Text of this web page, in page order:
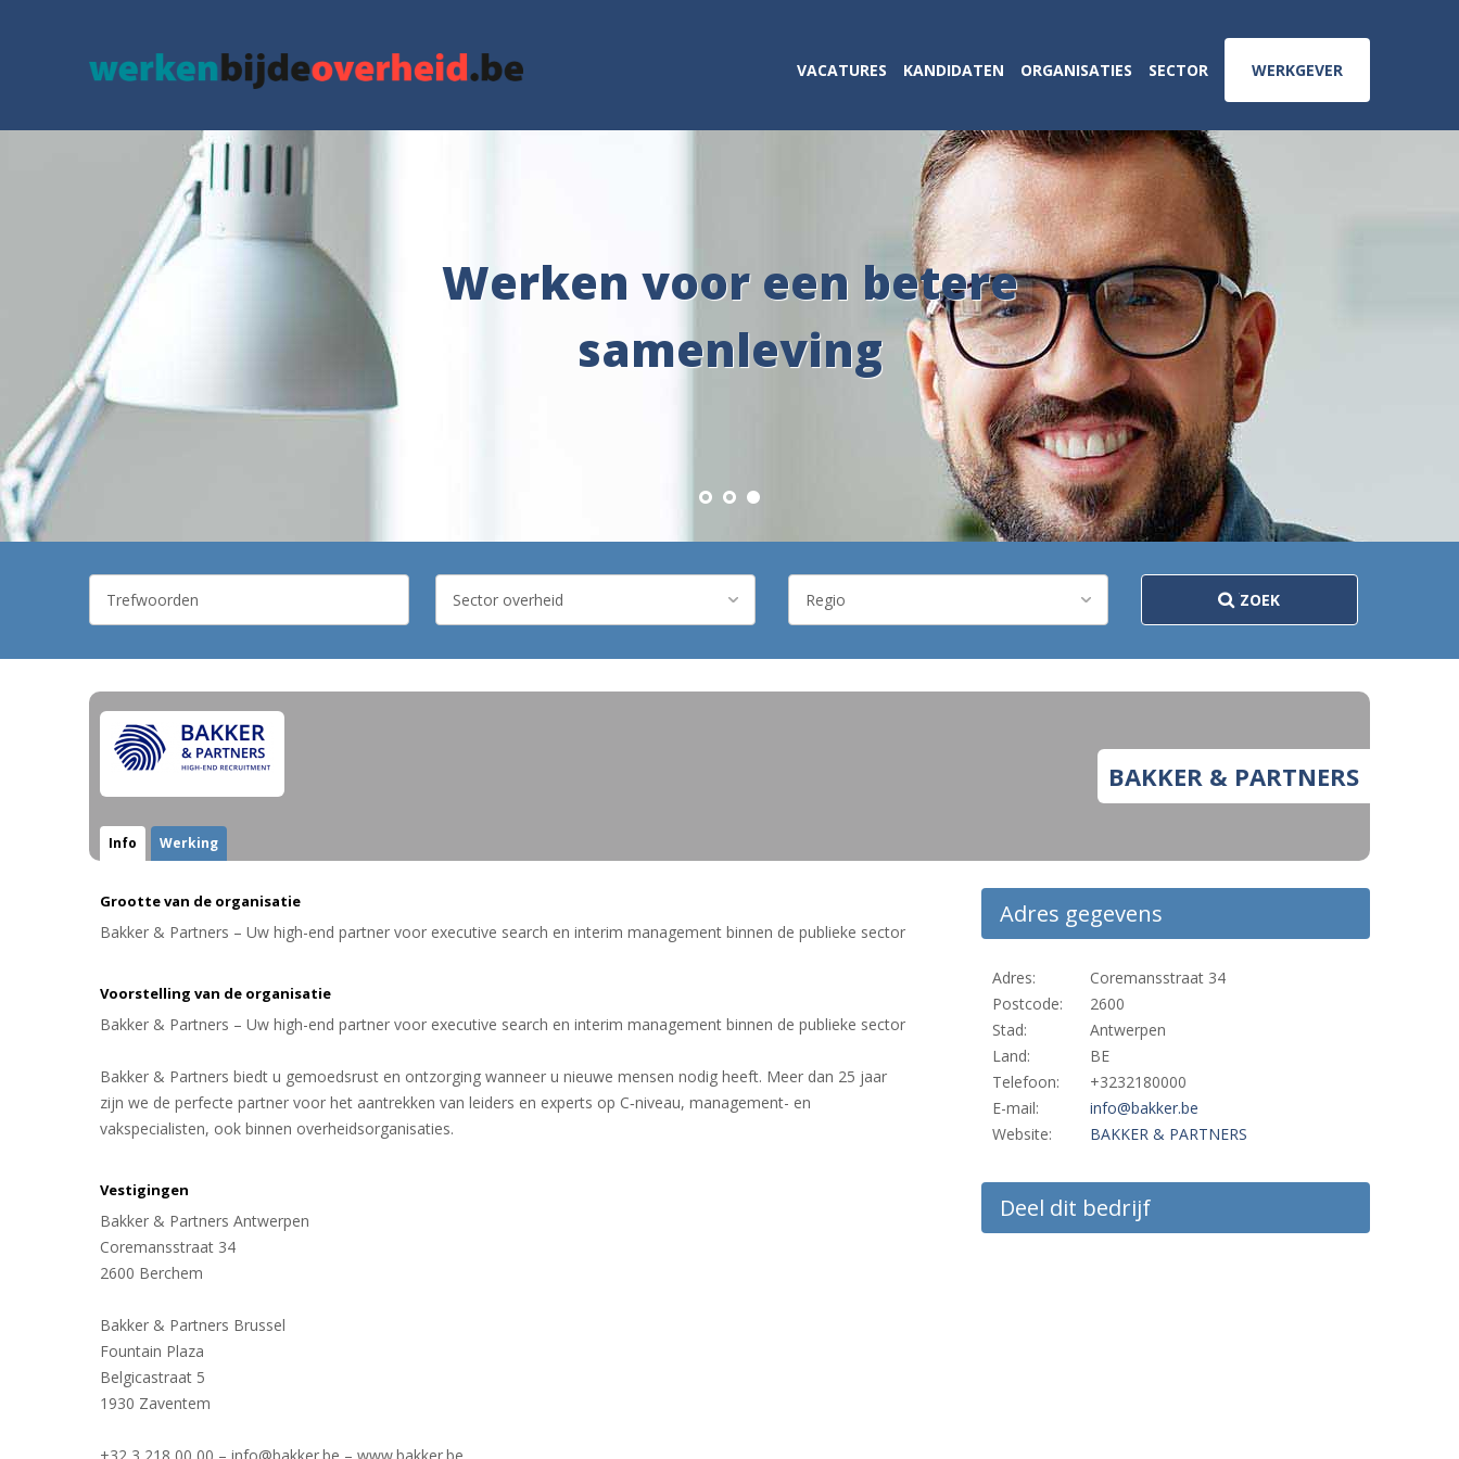
VACATURES KANDIDATEN ORGANISATIES SECTOR WERKGEVER
Werken voor een betere
samenleving
ZOEK
BAKKER & PARTNERS
Info Werking
Grootte van de organisatie
Bakker & Partners – Uw high-end partner voor executive search en interim management binnen de publieke sector
Voorstelling van de organisatie
Bakker & Partners – Uw high-end partner voor executive search en interim management binnen de publieke sector
Bakker & Partners biedt u gemoedsrust en ontzorging wanneer u nieuwe mensen nodig heeft. Meer dan 25 jaar
zijn we de perfecte partner voor het aantrekken van leiders en experts op C‑niveau, management- en
vakspecialisten, ook binnen overheidsorganisaties.
Vestigingen
Bakker & Partners Antwerpen
Coremansstraat 34
2600 Berchem
Bakker & Partners Brussel
Fountain Plaza
Belgicastraat 5
1930 Zaventem
Adres gegevens
Adres:
Coremansstraat 34
Postcode:
2600
Stad:
Antwerpen
Land:
BE
Telefoon:
+3232180000
E-mail:
info@bakker.be
Website:
BAKKER & PARTNERS
Deel dit bedrijf